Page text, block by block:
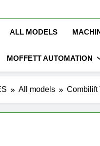
ALL MODELS
MOFFETT AUTOMATION
All models Combilift